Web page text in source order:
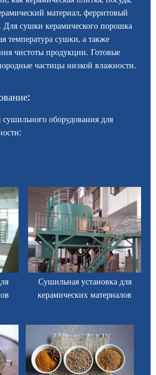
материал, ферритовый
сушки керамического порошка
температура сушки, а также
чистоты продукции. Готовые
частицы низкой влажности.
оборудования для
Сушильная установка для
керамических материалов